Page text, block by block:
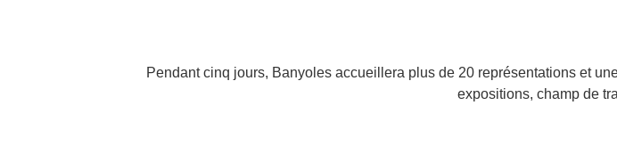
Pendant cinq jours, Banyoles accueillera plus de 20 représentations et
expositions, champ de